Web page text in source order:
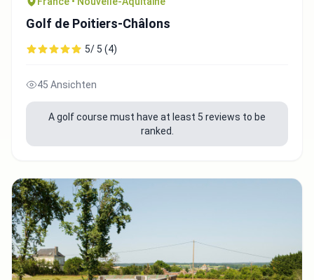
Golf de Poitiers-Châlons
5/ 5 (4)
45 Ansichten
A golf course must have at least 5 reviews to be
ranked.